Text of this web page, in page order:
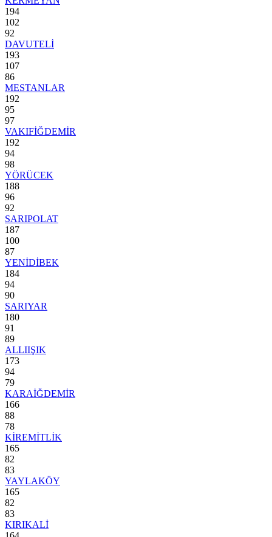
194
102
92
DAVUTELİ
193
107
86
MESTANLAR
192
95
97
VAKIFİĞDEMİR
192
94
98
YÖRÜCEK
188
96
92
SARIPOLAT
187
100
87
YENİDİBEK
184
94
90
SARIYAR
180
91
89
ALLIIŞIK
173
94
79
KARAİĞDEMİR
166
88
78
KİREMİTLİK
165
82
83
YAYLAKÖY
165
82
83
KIRIKALİ